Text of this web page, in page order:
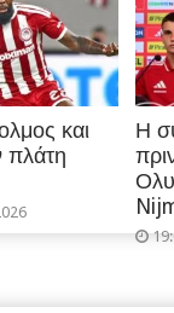
και
πλάτη
Η